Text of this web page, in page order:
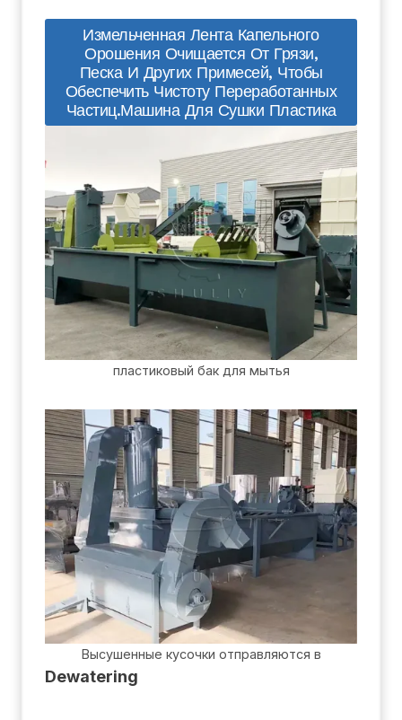
Измельченная Лента Капельного
Орошения Очищается От Грязи,
Песка И Других Примесей, Чтобы
Обеспечить Чистоту Переработанных
Частиц.машина Для Сушки Пластика
пластиковый бак для мытья
Высушенные кусочки отправляются в
Dewatering